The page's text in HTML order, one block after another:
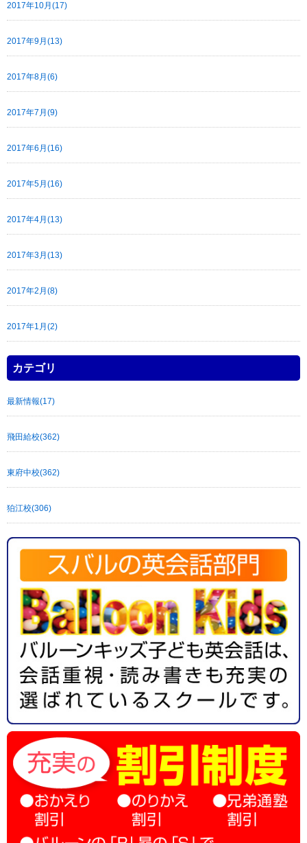
2017年10月(17)
2017年9月(13)
2017年8月(6)
2017年7月(9)
2017年6月(16)
2017年5月(16)
2017年4月(13)
2017年3月(13)
2017年2月(8)
2017年1月(2)
カテゴリ
最新情報(17)
飛田給校(362)
東府中校(362)
狛江校(306)